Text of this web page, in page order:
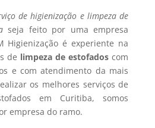
de higienização e limpeza de
seja feito por uma empresa
Higienização é experiente na
de limpeza de estofados com
e com atendimento da mais
os melhores serviços de
em Curitiba, somos
empresa do ramo.